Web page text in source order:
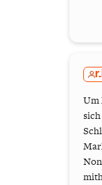
Um